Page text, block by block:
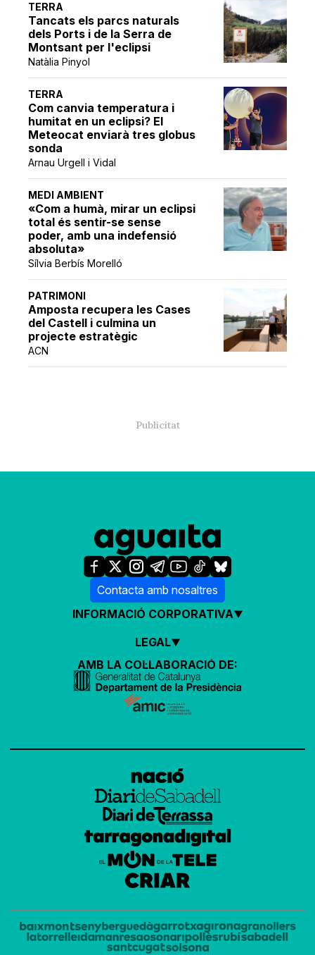
TERRA
Tancats els parcs naturals
dels Ports i de la Serra de
Montsant per l'eclipsi
Natàlia Pinyol
TERRA
Com canvia temperatura i
humitat en un eclipsi? El
Meteocat enviarà tres globus
sonda
Arnau Urgell i Vidal
MEDI AMBIENT
«Com a humà, mirar un eclipsi
total és sentir-se sense
poder, amb una indefensió
absoluta»
Sílvia Berbís Morelló
PATRIMONI
Amposta recupera les Cases
del Castell i culmina un
projecte estratègic
ACN
Contacta amb nosaltres
INFORMACIÓ CORPORATIVA
LEGAL
AMB LA COL·LABORACIÓ DE: